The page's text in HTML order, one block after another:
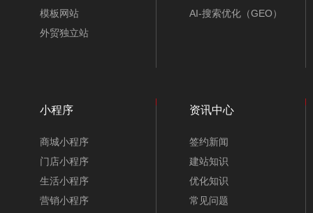
模板网站
外贸独立站
AI-搜索优化（GEO）
小程序
商城小程序
门店小程序
生活小程序
营销小程序
资讯中心
签约新闻
建站知识
优化知识
常见问题